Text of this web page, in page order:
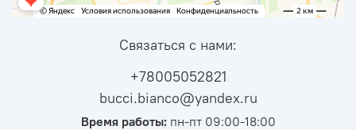
Связаться с нами:
+78005052821
bucci.bianco@yandex.ru
Время работы:пн-пт 09:00-18:00